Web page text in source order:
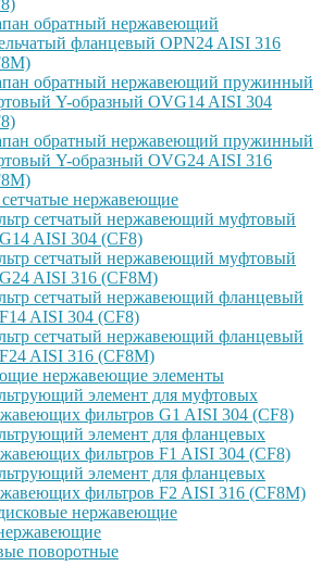
обратный нержавеющий
фланцевый OPN24 AISI 316
обратный нержавеющий пружинный
Y-образный OVG14 AISI 304
обратный нержавеющий пружинный
Y-образный OVG24 AISI 316
нержавеющие
сетчатый нержавеющий муфтовый
AISI 304 (CF8)
сетчатый нержавеющий муфтовый
AISI 316 (CF8M)
сетчатый нержавеющий фланцевый
AISI 304 (CF8)
сетчатый нержавеющий фланцевый
AISI 316 (CF8M)
нержавеющие элементы
элемент для муфтовых
фильтров G1 AISI 304 (CF8)
элемент для фланцевых
фильтров F1 AISI 304 (CF8)
элемент для фланцевых
фильтров F2 AISI 316 (CF8M)
нержавеющие
поворотные